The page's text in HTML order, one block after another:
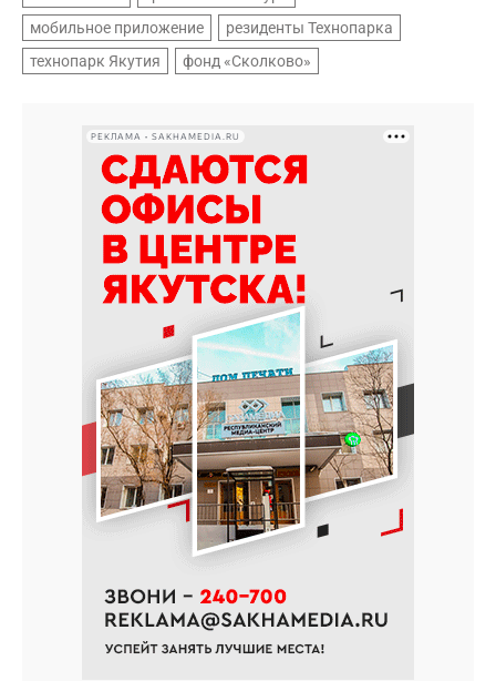
мобильное приложение
резиденты Технопарка
технопарк Якутия
фонд «Сколково»
РЕКЛАМА • SAKHAMEDIA.RU